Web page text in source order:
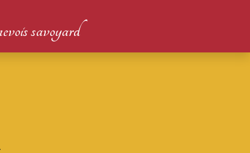
savoyard